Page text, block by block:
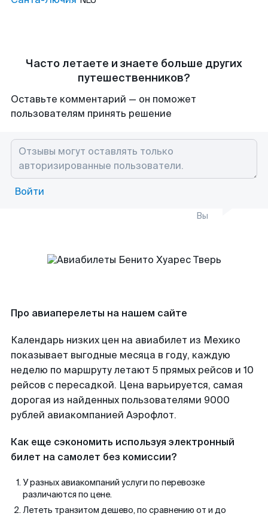
Часто летаете и знаете больше других
путешественников?
Оставьте комментарий — он поможет
пользователям принять решение
Войти
Вы
Про авиаперелеты на нашем сайте
Календарь низких цен на авиабилет из Мехико
показывает выгодные месяца в году, каждую
неделю по маршруту летают 5 прямых рейсов и 10
рейсов с пересадкой. Цена варьируется, самая
дорогая из найденных пользователями 9000
рублей авиакомпанией Аэрофлот.
Как еще сэкономить используя электронный
билет на самолет без комиссии?
У разных авиакомпаний услуги по перевозке
различаются по цене.
Лететь транзитом дешево, по сравнению от и до